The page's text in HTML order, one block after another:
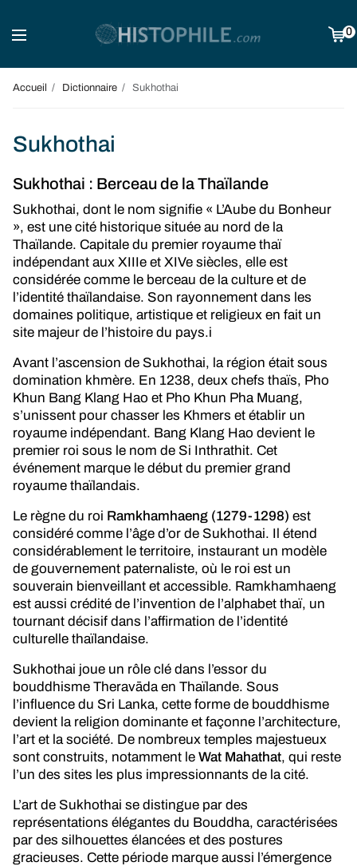
0
Accueil Dictionnaire Sukhothai
Sukhothai
Sukhothai : Berceau de la Thaïlande
Sukhothai, dont le nom signifie « L’Aube du Bonheur
», est une cité historique située au nord de la
Thaïlande. Capitale du premier royaume thaï
indépendant aux XIIIe et XIVe siècles, elle est
considérée comme le berceau de la culture et de
l’identité thaïlandaise. Son rayonnement dans les
domaines politique, artistique et religieux en fait un
site majeur de l’histoire du pays.i
Avant l’ascension de Sukhothai, la région était sous
domination khmère. En 1238, deux chefs thaïs, Pho
Khun Bang Klang Hao et Pho Khun Pha Muang,
s’unissent pour chasser les Khmers et établir un
royaume indépendant. Bang Klang Hao devient le
premier roi sous le nom de Si Inthrathit. Cet
événement marque le début du premier grand
royaume thaïlandais.
Le règne du roi Ramkhamhaeng (1279-1298) est
considéré comme l’âge d’or de Sukhothai. Il étend
considérablement le territoire, instaurant un modèle
de gouvernement paternaliste, où le roi est un
souverain bienveillant et accessible. Ramkhamhaeng
est aussi crédité de l’invention de l’alphabet thaï, un
tournant décisif dans l’affirmation de l’identité
culturelle thaïlandaise.
Sukhothai joue un rôle clé dans l’essor du
bouddhisme Theravāda en Thaïlande. Sous
l’influence du Sri Lanka, cette forme de bouddhisme
devient la religion dominante et façonne l’architecture,
l’art et la société. De nombreux temples majestueux
sont construits, notamment leWat Mahathat, qui reste
l’un des sites les plus impressionnants de la cité.
L’art de Sukhothai se distingue par des
représentations élégantes du Bouddha, caractérisées
par des silhouettes élancées et des postures
gracieuses. Cette période marque aussi l’émergence